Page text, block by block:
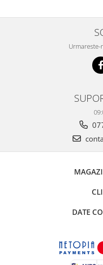
Urmareste-
DATE